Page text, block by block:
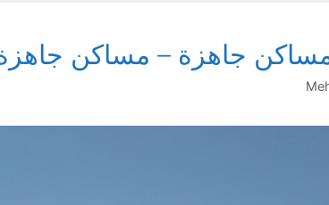
مساكن جاهزة – مساكن جاهزة